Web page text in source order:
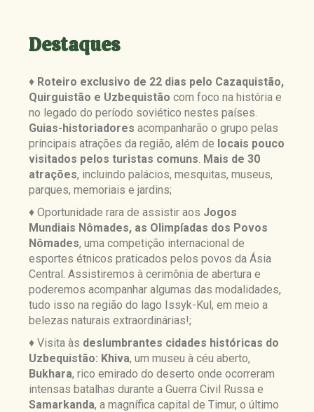
Destaques
♦ Roteiro exclusivo de 22 dias pelo Cazaquistão,
Quirguistão e Uzbequistão com foco na história e
no legado do período soviético nestes países.
Guias-historiadores acompanharão o grupo pelas
principais atrações da região, além de locais pouco
visitados pelos turistas comuns. Mais de 30
atrações, incluindo palácios, mesquitas, museus,
parques, memoriais e jardins;
♦ Oportunidade rara de assistir aos Jogos
Mundiais Nômades, as Olimpíadas dos Povos
Nômades, uma competição internacional de
esportes étnicos praticados pelos povos da Ásia
Central. Assistiremos à cerimônia de abertura e
poderemos acompanhar algumas das modalidades,
tudo isso na região do lago Issyk-Kul, em meio a
belezas naturais extraordinárias!;
♦ Visita às deslumbrantes cidades históricas do
Uzbequistão: Khiva, um museu à céu aberto,
Bukhara, rico emirado do deserto onde ocorreram
intensas batalhas durante a Guerra Civil Russa e
Samarkanda, a magnífica capital de Timur, o último